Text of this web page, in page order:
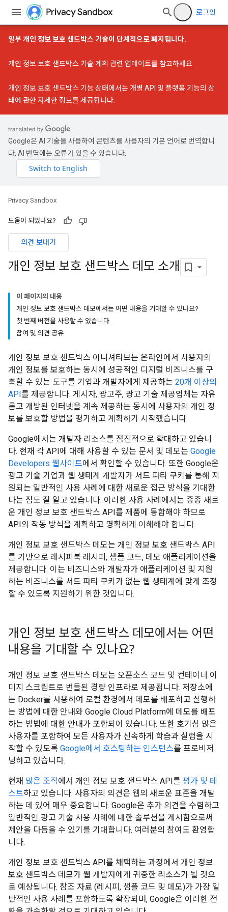
로그인
일부 개인 정보 보호 샌드박스 기술이 단계적으로 폐지됩니다.
개인 정보 보호 샌드박스 기술 계획 관련 업데이트를 참고하세요.
개인 정보 보호 샌드박스 기능 상태에서는 개별 API 및 플랫폼 기능의 상
태에 관한 자세한 정보를 제공합니다.
Google은 AI 기술을 사용하여 콘텐츠를 사용자의 기본 언어로 번역합니
다. AI 번역에는 오류가 있을 수 있습니다.
Privacy Sandbox
도움이 되었나요?
의견 보내기
개인 정보 보호 샌드박스 데모 소개
이 페이지의 내용
개인 정보 보호 샌드박스 데모에서는 어떤 내용을 기대할 수 있나요?
첫 번째 버전을 사용할 수 있습니다.
참여 및 의견 공유
개인 정보 보호 샌드박스 이니셔티브는 온라인에서 사용자의
개인 정보를 보호하는 동시에 성공적인 디지털 비즈니스를 구
축할 수 있는 도구를 기업과 개발자에게 제공하는 20개 이상의
API를 제공합니다. 게시자, 광고주, 광고 기술 제공업체는 자유
롭고 개방된 인터넷을 계속 제공하는 동시에 사용자의 개인 정
보를 보호할 방법을 평가하고 계획하기 시작했습니다.
Google에서는 개발자 리소스를 점진적으로 확대하고 있습니
다. 현재 각 API에 대해 사용할 수 있는 문서 및 데모는 Google
Developers 웹사이트에서 확인할 수 있습니다. 또한 Google은
광고 기술 기업과 웹 생태계 개발자가 서드 파티 쿠키를 통해 지
원되는 일반적인 사용 사례에 대한 새로운 접근 방식을 기대한
다는 점도 잘 알고 있습니다. 이러한 사용 사례에서는 종종 새로
운 개인 정보 보호 샌드박스 API를 제품에 통합해야 하므로
API의 작동 방식을 계획하고 명확하게 이해해야 합니다.
개인 정보 보호 샌드박스 데모는 개인 정보 보호 샌드박스 API
를 기반으로 레시피북 레시피, 샘플 코드, 데모 애플리케이션을
제공합니다. 이는 비즈니스와 개발자가 애플리케이션 및 지원
하는 비즈니스를 서드 파티 쿠키가 없는 웹 생태계에 맞게 조정
할 수 있도록 지원하기 위한 것입니다.
개인 정보 보호 샌드박스 데모에서는 어떤
내용을 기대할 수 있나요?
개인 정보 보호 샌드박스 데모는 오픈소스 코드 및 컨테이너 이
미지 스크립트로 번들된 경량 인프라로 제공됩니다. 저장소에
는 Docker를 사용하여 로컬 환경에서 데모를 배포하고 실행하
는 방법에 대한 안내와 Google Cloud Platform에 데모를 배포
하는 방법에 대한 안내가 포함되어 있습니다. 또한 호기심 많은
사용자를 포함하여 모든 사용자가 신속하게 학습과 실험을 시
작할 수 있도록 Google에서 호스팅하는 인스턴스를 프로비저
닝하고 있습니다.
현재 많은 조직에서 개인 정보 보호 샌드박스 API를 평가 및 테
스트하고 있습니다. 사용자의 의견은 웹의 새로운 표준을 개발
하는 데 있어 매우 중요합니다. Google은 추가 의견을 수렴하고
일반적인 광고 기술 사용 사례에 대한 솔루션을 게시함으로써
제안을 다듬을 수 있기를 기대합니다. 여러분의 참여도 환영합
니다.
개인 정보 보호 샌드박스 API를 채택하는 과정에서 개인 정보
보호 샌드박스 데모가 웹 개발자에게 귀중한 리소스가 될 것으
로 예상됩니다. 참조 자료 (레시피, 샘플 코드 및 데모)가 가장 일
반적인 사용 사례를 포함하도록 확장되며, Google은 이러한 전